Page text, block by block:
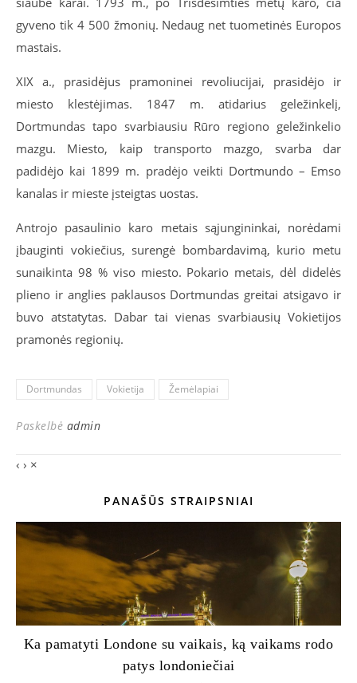
gyveno tik 4 500 žmonių. Nedaug net tuometinės Europos
mastais.
XIX a., prasidėjus pramoninei revoliucijai, prasidėjo ir
miesto klestėjimas. 1847 m. atidarius geležinkelį,
Dortmundas tapo svarbiausiu Rūro regiono geležinkelio
mazgu. Miesto, kaip transporto mazgo, svarba dar
padidėjo kai 1899 m. pradėjo veikti Dortmundo – Emso
kanalas ir mieste įsteigtas uostas.
Antrojo pasaulinio karo metais sąjungininkai, norėdami
įbauginti vokiečius, surengė bombardavimą, kurio metu
sunaikinta 98 % viso miesto. Pokario metais, dėl didelės
plieno ir anglies paklausos Dortmundas greitai atsigavo ir
buvo atstatytas. Dabar tai vienas svarbiausių Vokietijos
pramonės regionių.
Dortmundas Vokietija Žemėlapiai
Paskelbė admin
‹ › ×
PANAŠŪS STRAIPSNIAI
Ka pamatyti Londone su vaikais, ką vaikams rodo
patys londoniečiai